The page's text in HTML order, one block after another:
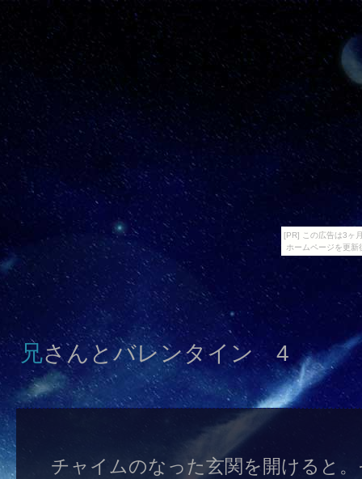
[PR] この広告は3ヶ
ホームページを更
兄さんとバレンタイン 4
チャイムのなった玄関を開けると